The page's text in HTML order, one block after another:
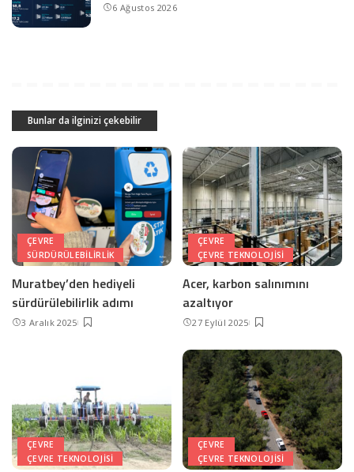
6 Ağustos 2026
Bunlar da ilginizi çekebilir
ÇEVRE
SÜRDÜRÜLEBILIRLIK
Muratbey’den hediyeli
sürdürülebilirlik adımı
3 Aralık 2025
ÇEVRE
ÇEVRE TEKNOLOJISI
Acer, karbon salınımını
azaltıyor
27 Eylül 2025
ÇEVRE
ÇEVRE TEKNOLOJISI
ÇEVRE
ÇEVRE TEKNOLOJISI